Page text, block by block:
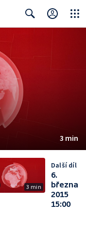
3 min
3 min
Další díl
6.
března
2015
15:00